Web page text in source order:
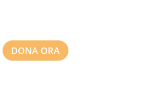
DONA ORA